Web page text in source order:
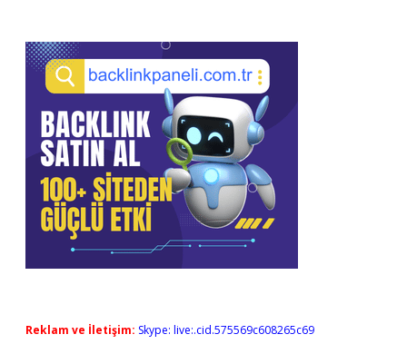
Reklam ve İletişim: Skype: live:.cid.575569c608265c69